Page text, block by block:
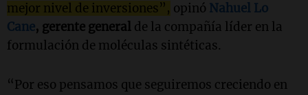
mejor nivel de inversiones”, opinó Nahuel Lo
Cane, gerente general de la compañía líder en la
formulación de moléculas sintéticas.
“Por eso pensamos que seguiremos creciendo en